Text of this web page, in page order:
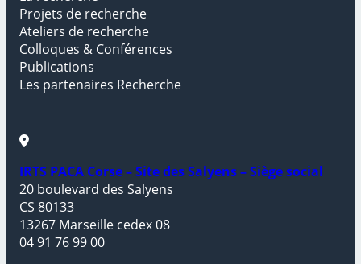
Projets de recherche
Ateliers de recherche
Colloques & Conférences
Publications
Les partenaires Recherche
IRTS PACA Corse – Site des Salyens – Siège social
20 boulevard des Salyens
CS 80133
13267 Marseille cedex 08
04 91 76 99 00